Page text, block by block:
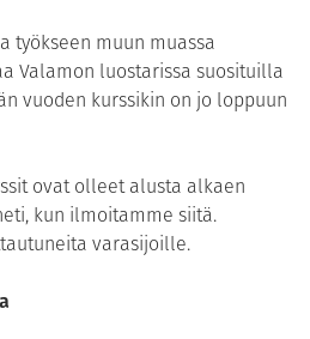
työkseen muun muassa
Valamon luostarissa suosituilla
vuoden kurssikin on jo loppuun
ovat olleet alusta alkaen
kun ilmoitamme siitä.
varasijoille.